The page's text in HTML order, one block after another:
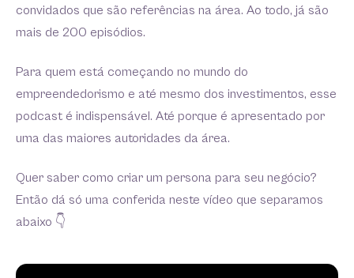
convidados que são referências na área. Ao todo, já são
mais de 200 episódios.
Para quem está começando no mundo do
empreendedorismo e até mesmo dos investimentos, esse
podcast é indispensável. Até porque é apresentado por
uma das maiores autoridades da área.
Quer saber como criar um persona para seu negócio?
Então dá só uma conferida neste vídeo que separamos
abaixo 👇